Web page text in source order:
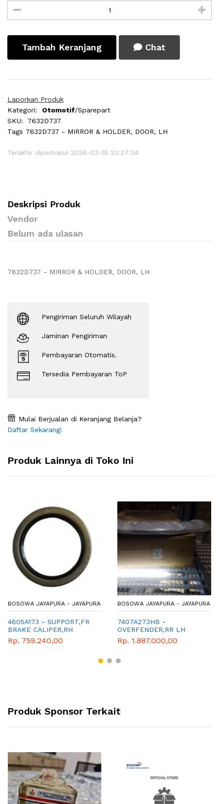
Tambah Keranjang Chat
Laporkan Produk
Kategori:
Otomotif/Sparepart
SKU:
7632D737
Tags 7632D737 - MIRROR & HOLDER, DOOR, LH
Terakhir diperbarui 2026-03-15 23:27:34
Deskripsi Produk
Vendor
Belum ada ulasan
7632D737 - MIRROR & HOLDER, DOOR, LH
Pengiriman Seluruh Wilayah
Jaminan Pengiriman
Pembayaran Otomatis.
Tersedia Pembayaran ToP
Mulai Berjualan di Keranjang Belanja?
Daftar Sekarang!
Produk Lainnya di Toko Ini
BOSOWA JAYAPURA - JAYAPURA
4605A173 - SUPPORT,FR
BRAKE CALIPER,RH
Rp. 759.240,00
BOSOWA JAYAPURA - JAYAPURA
7407A273HB -
OVERFENDER,RR LH
Rp. 1.887.000,00
Produk Sponsor Terkait